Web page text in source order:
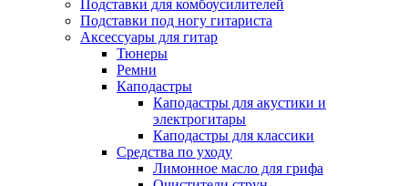
Подставки для комбоусилителей
Подставки под ногу гитариста
Аксессуары для гитар
Тюнеры
Ремни
Каподастры
Каподастры для акустики и
электрогитары
Каподастры для классики
Средства по уходу
Лимонное масло для грифа